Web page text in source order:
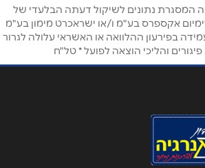
המסגרת נתונים לשיקול דעתה הבלעדי של
אקספרס בע"מ ו/או ישראכרט מימון בע"מ
בפירעון ההלוואה או האשראי עלולה לגרור
פיגורים והליכי הוצאה לפועל * טל"ח